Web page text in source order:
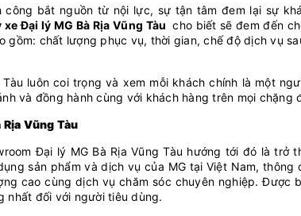
công bắt nguồn từ nội lực, sự tận tâm đem lại sự
Đại lý MG Bà Rịa Vũng Tàu cho biết sẽ đem đến
gồm: chất lượng phục vụ, thời gian, chế độ dịch vụ
luôn coi trọng và xem mỗi khách chính là một
và đồng hành cùng với khách hàng trên mọi chặng
Rịa Vũng Tàu
Đại lý MG Bà Rịa Vũng Tàu hướng tới đó là trở
sản phẩm và dịch vụ của MG tại Việt Nam,
cao cùng dịch vụ chăm sóc chuyên nghiệp. Được
nhất đối với người tiêu dùng.